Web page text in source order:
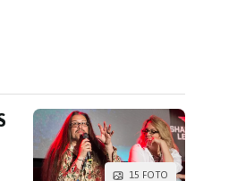
her a pomohl na svět
15 FOTO